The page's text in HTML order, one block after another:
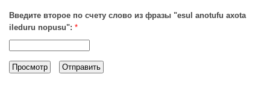
Введите второе по счету слово из фразы "esul anotufu axota
ileduru nopusu": *